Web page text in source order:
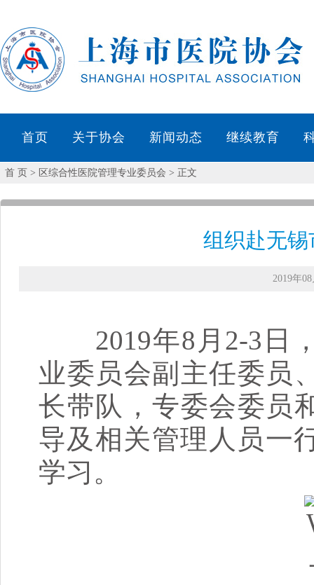
首页 关于协会 新闻动态 继续教育
首 页 > 区综合性医院管理专业委员会 > 正文
组织赴无
2019年
2019年8月2-3日，
业委员会副主任委员
长带队，专委会委员
导及相关管理人员一
学习。